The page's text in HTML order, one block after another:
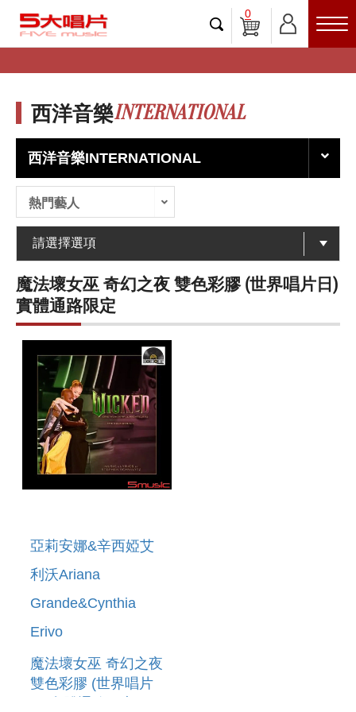
0
西洋音樂INTERNATIONAL
西洋音樂INTERNATIONAL
熱門藝人
魔法壞女巫 奇幻之夜 雙色彩膠 (世界唱片日)
實體通路限定
亞莉安娜&辛西婭艾
利沃Ariana
Grande&Cynthia
Erivo
魔法壞女巫 奇幻之夜
雙色彩膠 (世界唱片